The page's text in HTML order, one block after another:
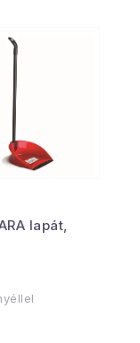
lapát,